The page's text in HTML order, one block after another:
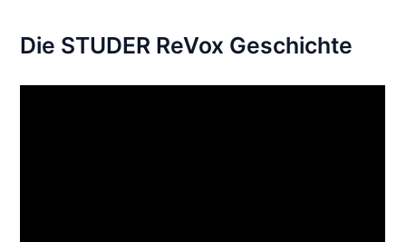
Die STUDER ReVox Geschichte